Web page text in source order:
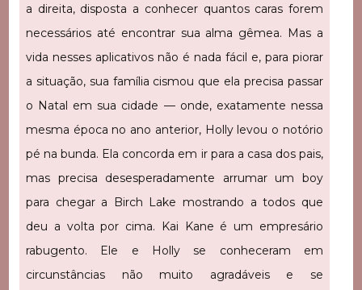
a direita, disposta a conhecer quantos caras forem
necessários até encontrar sua alma gêmea. Mas a
vida nesses aplicativos não é nada fácil e, para piorar
a situação, sua família cismou que ela precisa passar
o Natal em sua cidade — onde, exatamente nessa
mesma época no ano anterior, Holly levou o notório
pé na bunda. Ela concorda em ir para a casa dos pais,
mas precisa desesperadamente arrumar um boy
para chegar a Birch Lake mostrando a todos que
deu a volta por cima. Kai Kane é um empresário
rabugento. Ele e Holly se conheceram em
circunstâncias não muito agradáveis e se